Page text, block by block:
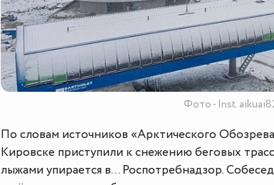
Фото - Inst.
По словам источников «Арктического
Кировске приступили к снежению беговых
лыжами упирается в… Роспотребнадзор.